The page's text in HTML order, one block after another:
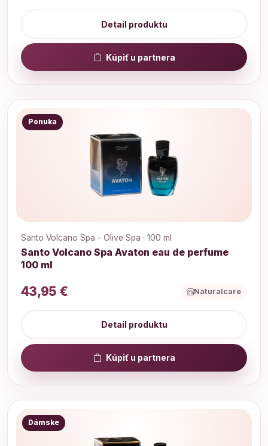
Detail produktu
Kúpiť u partnera
Ponuka
Santo Volcano Spa - Olive Spa · 100 ml
Santo Volcano Spa Avaton eau de perfume
100 ml
43,95 € Naturalcare
Detail produktu
Kúpiť u partnera
Dámske